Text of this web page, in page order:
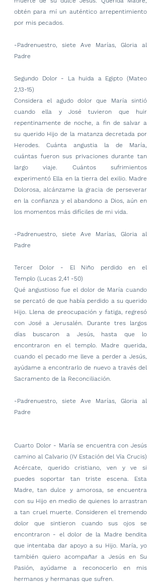
obtén para mí un auténtico arrepentimiento
por mis pecados.
-Padrenuestro, siete Ave Marías, Gloria al
Padre
Segundo Dolor - La huida a Egipto (Mateo
2,13-15)
Considera el agudo dolor que María sintió
cuando ella y José tuvieron que huir
repentinamente de noche, a fin de salvar a
su querido Hijo de la matanza decretada por
Herodes. Cuánta angustia la de María,
cuántas fueron sus privaciones durante tan
largo viaje. Cuántos sufrimientos
experimentó Ella en la tierra del exilio. Madre
Dolorosa, alcánzame la gracia de perseverar
en la confianza y el abandono a Dios, aún en
los momentos más difíciles de mi vida.
-Padrenuestro, siete Ave Marías, Gloria al
Padre
Tercer Dolor - El Niño perdido en el
Templo (Lucas 2,41 -50)
Qué angustioso fue el dolor de María cuando
se percató de que había perdido a su querido
Hijo. Llena de preocupación y fatiga, regresó
con José a Jerusalén. Durante tres largos
días buscaron a Jesús, hasta que lo
encontraron en el templo. Madre querida,
cuando el pecado me lleve a perder a Jesús,
ayúdame a encontrarlo de nuevo a través del
Sacramento de la Reconciliación.
-Padrenuestro, siete Ave Marías, Gloria al
Padre
Cuarto Dolor - María se encuentra con Jesús
camino al Calvario (IV Estación del Vía Crucis)
Acércate, querido cristiano, ven y ve si
puedes soportar tan triste escena. Esta
Madre, tan dulce y amorosa, se encuentra
con su Hijo en medio de quienes lo arrastran
a tan cruel muerte. Consideren el tremendo
dolor que sintieron cuando sus ojos se
encontraron - el dolor de la Madre bendita
que intentaba dar apoyo a su Hijo. María, yo
también quiero acompañar a Jesús en Su
Pasión, ayúdame a reconocerlo en mis
hermanos y hermanas que sufren.